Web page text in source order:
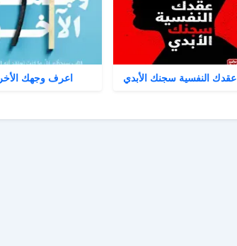
عقدك النفسية سجنك الأبدي اعرف وجهك الأخر